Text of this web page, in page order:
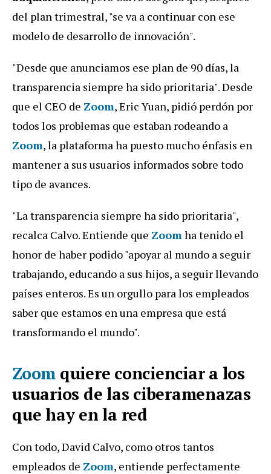
del plan trimestral, "se va a continuar con ese
modelo de desarrollo de innovación".
"Desde que anunciamos ese plan de 90 días, la
transparencia siempre ha sido prioritaria". Desde
que el CEO de Zoom, Eric Yuan, pidió perdón por
todos los problemas que estaban rodeando a
Zoom, la plataforma ha puesto mucho énfasis en
mantener a sus usuarios informados sobre todo
tipo de avances.
"La transparencia siempre ha sido prioritaria",
recalca Calvo. Entiende que Zoomha tenido el
honor de haber podido "apoyar al mundo a seguir
trabajando, educando a sus hijos, a seguir llevando
países enteros. Es un orgullo para los empleados
saber que estamos en una empresa que está
transformando el mundo".
Zoom quiere concienciar a los
usuarios de las ciberamenazas
que hay en la red
Con todo, David Calvo, como otros tantos
empleados de Zoom, entiende perfectamente